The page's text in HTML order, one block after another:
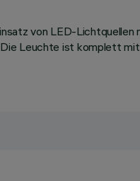
von LED-Lichtquellen
Leuchte ist komplett